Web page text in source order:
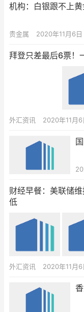
机构：白银跟不上
贵金属 2020年11月6日
拜登只差最后6票！
外汇资讯 2020年11月6
财经早餐：美联储
低
外汇资讯 2020年11月6